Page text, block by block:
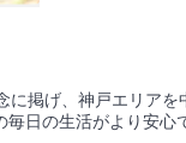
掲げ、神戸エリア
日の生活がより安心